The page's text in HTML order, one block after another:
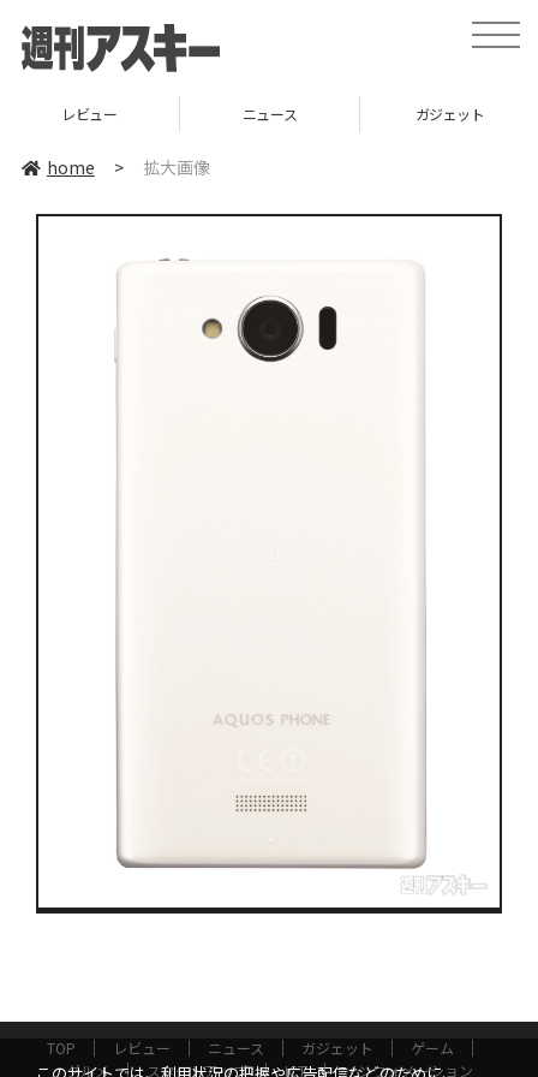
toggle
レビュー ニュース ガジェット
home > 拡大画像
TOP レビュー ニュース ガジェット
ゲーム
グルメ
スタートアップ ICT インフォメーション